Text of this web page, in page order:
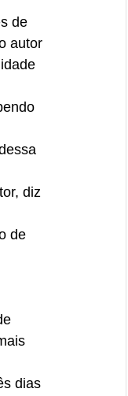
de
autor
diz
de
dias